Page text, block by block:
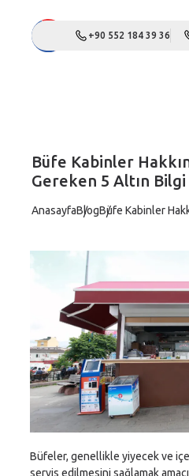
+90 552 184 39 36
Büfe Kabinler
Gereken 5 Altın Bilgi
AnasayfaBlogBüfe Kabinler
Büfeler, genellikle yiyecek ve
servis edilmesini sağlamak